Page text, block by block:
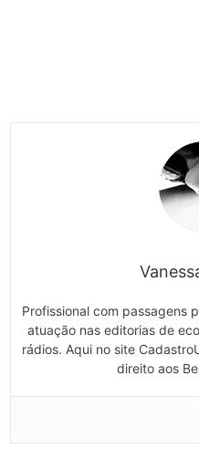
Profissional com passagens
atuação nas editorias de
rádios. Aqui no site
direito aos